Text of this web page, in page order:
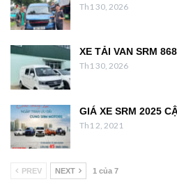
Th1 30, 2026
XE TẢI VAN SRM
Th1 30, 2026
GIÁ XE SRM 2025
Th1 2, 2021
PREV NEXT 1 của 7